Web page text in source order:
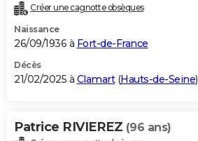
Destinations
City break
Voyage nature
Voyage de noces
Forum
Climat
+PHOTO
GUIDES D'ACHAT
BONS PLANS
Carte de Noël
Carte Bonne année
Carte Saint-Valentin
Carte Pâques
Carte d'anniversaire
DICTIONNAIRE
Créer une cagnotte obsèques
Naissance
26/09/1936 à Fort-de-France
Décès
21/02/2025 à Clamart(Hauts-de-Seine)
Patrice RIVIEREZ (96 ans)